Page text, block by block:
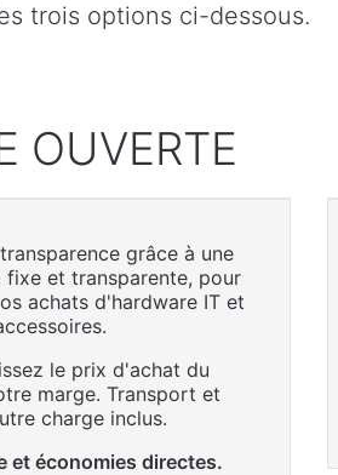
trois options ci-dessous.
OUVERTE
grâce à une
fixe et transparente, pour
achats d'hardware IT et
le prix d'achat du
marge. Transport et
charge inclus.
et économies directes.